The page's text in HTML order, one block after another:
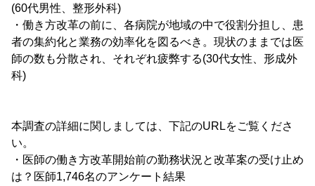
(60代男性、整形外科)
・働き方改革の前に、各病院が地域の中で役割分担し、患
者の集約化と業務の効率化を図るべき。現状のままでは医
師の数も分散され、それぞれ疲弊する(30代女性、形成外
科)
本調査の詳細に関しましては、下記のURLをご覧くださ
い。
・医師の働き方改革開始前の勤務状況と改革案の受け止め
は？医師1,746名のアンケート結果